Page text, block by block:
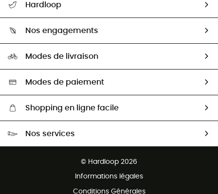
Retour & remboursement
Guide des tailles
Seconde Main
Aide & Contact
Hardloop
HardGuides
Nos engagements
Sélection éco-responsable
Modes de livraison
Modes de paiement
Shopping en ligne facile
Nos services
© Hardloop 2026
Informations légales
Conditions Générales